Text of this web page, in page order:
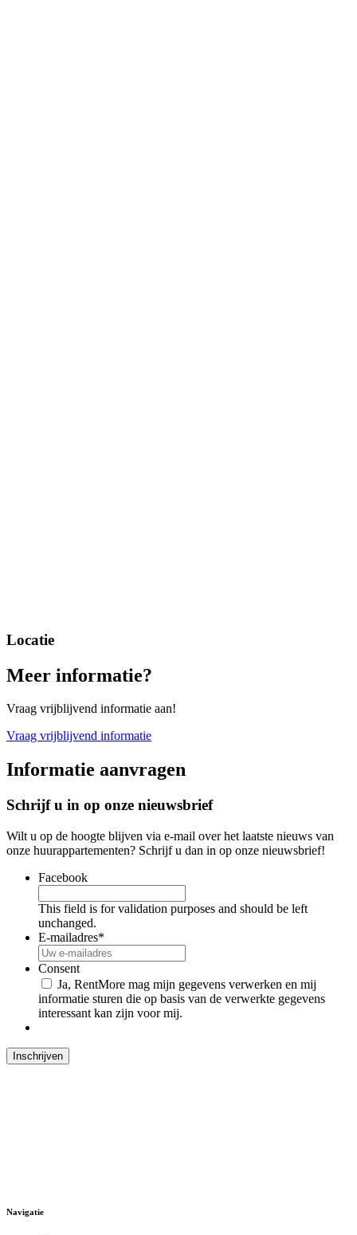
Locatie
Meer informatie?
Vraag vrijblijvend informatie aan!
Vraag vrijblijvend informatie
Informatie aanvragen
Schrijf u in op onze nieuwsbrief
Wilt u op de hoogte blijven via e-mail over het laatste nieuws van
onze huurappartementen? Schrijf u dan in op onze nieuwsbrief!
Facebook
This field is for validation purposes and should be left
unchanged.
E-mailadres*
Consent
Ja, RentMore mag mijn gegevens verwerken en mij
informatie sturen die op basis van de verwerkte gegevens
interessant kan zijn voor mij.
Navigatie